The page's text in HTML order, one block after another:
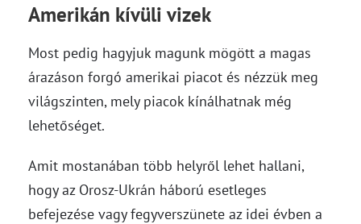
Amerikán kívüli vizek
Most pedig hagyjuk magunk mögött a magas
árazáson forgó amerikai piacot és nézzük meg
világszinten, mely piacok kínálhatnak még
lehetőséget.
Amit mostanában több helyről lehet hallani,
hogy az Orosz-Ukrán háború esetleges
befejezése vagy fegyverszünete az idei évben a